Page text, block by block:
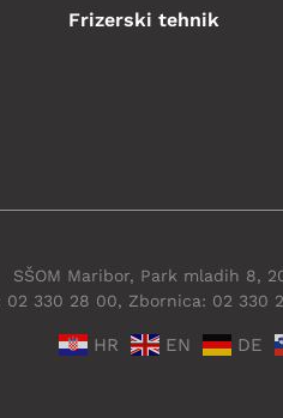
Frizerski tehnik
SŠOM Maribor, Park mladih 8,
02 330 28 00, Zbornica: 02 330
HR EN DE